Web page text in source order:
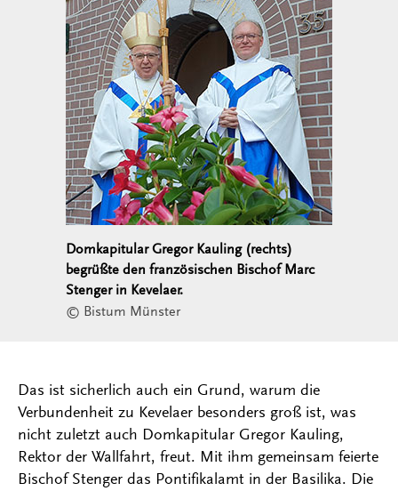
Domkapitular Gregor Kauling (rechts)
begrüßte den französischen Bischof Marc
Stenger in Kevelaer.
© Bistum Münster
Das ist sicherlich auch ein Grund, warum die
Verbundenheit zu Kevelaer besonders groß ist, was
nicht zuletzt auch Domkapitular Gregor Kauling,
Rektor der Wallfahrt, freut. Mit ihm gemeinsam feierte
Bischof Stenger das Pontifikalamt in der Basilika. Die